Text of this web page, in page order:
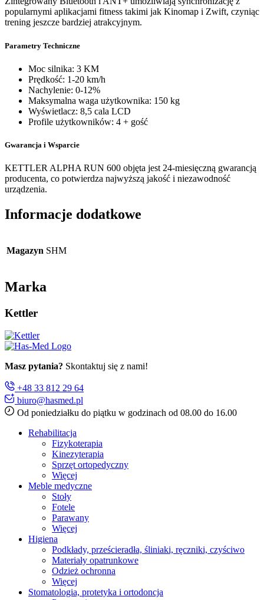
popularnymi aplikacjami fitness takimi jak Kinomap i Zwift, czyniąc
trening jeszcze bardziej atrakcyjnym.
Parametry Techniczne
Moc silnika: 3 KM
Prędkość: 1-20 km/h
Nachylenie: 0-12%
Maksymalna waga użytkownika: 150 kg
Wyświetlacz: 8,5 cala LCD
Profile użytkowników: 4 + gość
Gwarancja i Wsparcie
KETTLER ALPHA RUN 600 objęta jest 24-miesięczną gwarancją
producenta, co potwierdza najwyższą jakość i niezawodność
urządzenia.
Informacje dodatkowe
Magazyn SHM
Marka
Kettler
Masz pytania? Skontaktuj się z nami!
+48 33 812 29 64
biuro@hasmed.pl
Od poniedziałku do piątku w godzinach od 08.00 do 16.00
Rehabilitacja
Fizykoterapia
Kinezyterapia
Sprzęt ortopedyczny
Więcej
Meble medyczne
Stoły
Fotele
Parawany
Więcej
Higiena
Podkłady, prześcieradła, śliniaki, ręczniki, czyściwo
Materiały opatrunkowe
Odzież ochronna
Więcej
Stomatologia, protetyka i ortodoncja